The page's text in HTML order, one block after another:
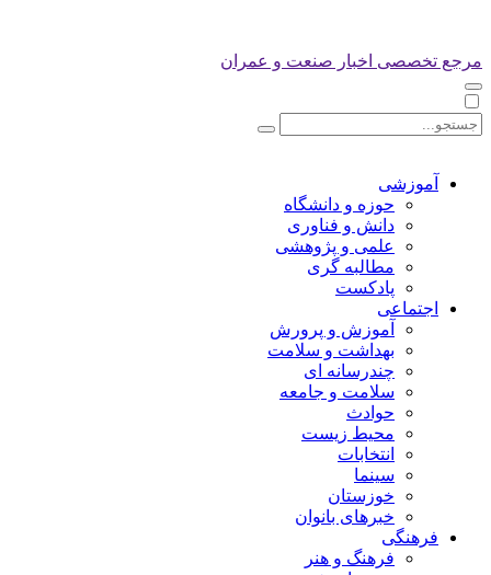
مرجع تخصصی اخبار صنعت و عمران
آموزشی
حوزه و دانشگاه
دانش و فناوری
علمی و پژوهشی
مطالبه گری
پادکست
اجتماعی
آموزش و پرورش
بهداشت و سلامت
چندرسانه ای
سلامت و جامعه
حوادث
محیط زیست
انتخابات
سینما
خوزستان
خبرهای بانوان
فرهنگی
فرهنگ و هنر